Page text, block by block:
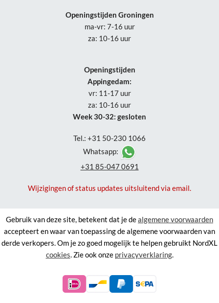
Openingstijden Groningen
ma-vr: 7-16 uur
za: 10-16 uur
Openingstijden
Appingedam:
vr: 11-17 uur
za: 10-16 uur
Week 30-32: gesloten
Tel.: +31 50-230 1066
Whatsapp:
+31 85-047 0691
Wijzigingen of status updates uitsluitend via email.
Gebruik van deze site, betekent dat je dealgemene voorwaarden
accepteert en waar van toepassing de algemene voorwaarden van
derde verkopers. Om je zo goed mogelijk te helpen gebruikt NordXL
cookies . Zie ook onze privacyverklaring.